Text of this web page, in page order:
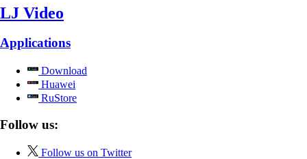
LJ Video
Applications
Download
Huawei
RuStore
Follow us:
Follow us on Twitter